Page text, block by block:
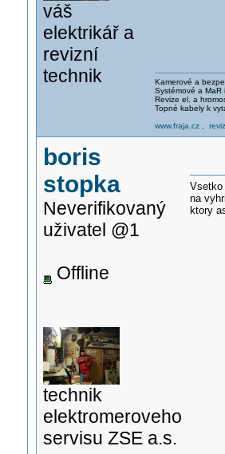
váš
elektrikář a
revizní
technik
Kamerové a
Systémové a MaR
Revize el. a
Topné kabely k
www.fraja.cz,
boris
stopka
Neverifikovaný
uživatel @1
Offline
technik
elektromeroveho
servisu ZSE a.s.
Vsetko
na
ktory